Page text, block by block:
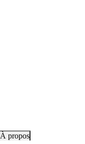
À propos